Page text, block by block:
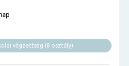
végzettség (8 osztály)